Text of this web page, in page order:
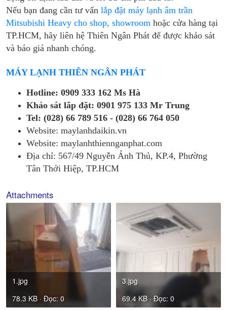
Nếu bạn đang cần tư vấn lắp đặt máy lạnh âm trần
Mitsubishi Heavy cho shop, showroom hoặc cửa hàng tại
TP.HCM, hãy liên hệ Thiên Ngân Phát để được khảo sát
và báo giá nhanh chóng.
MÁY LẠNH THIÊN NGÂN PHÁT
Hotline: 0909 333 162 Ms Hà
Khảo sát lắp đặt: 0901 975 133 Mr Trung
Tel: (028) 66 789 516 - (028) 66 764 050
Website: maylanhdaikin.vn
Website: maylanhthiennganphat.com
Địa chỉ: 567/49 Nguyễn Ảnh Thủ, KP.4, Phường
Tân Thới Hiệp, TP.HCM
Attachments
1.jpg
78.3 KB · Đọc: 0
3.jpg
69.4 KB · Đọc: 0